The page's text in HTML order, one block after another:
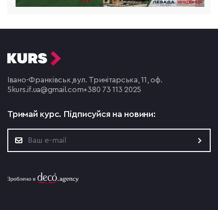
Івано-Франківськ,вул. Тринітарська, 11, оф.
5 kurs.if.ua@gmail.com+380 73 113 2025
Тримай курс. Підписуйся на новини: